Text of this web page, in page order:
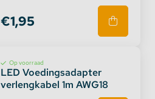
€1,95
Op voorraad
LED Voedingsadapter
verlengkabel 1m AWG18